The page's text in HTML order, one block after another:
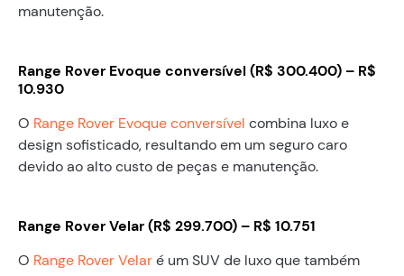
manutenção.
Range Rover Evoque conversível (R$ 300.400) – R$
10.930
O Range Rover Evoque conversível combina luxo e
design sofisticado, resultando em um seguro caro
devido ao alto custo de peças e manutenção.
Range Rover Velar (R$ 299.700) – R$ 10.751
O Range Rover Velaré um SUV de luxo que também